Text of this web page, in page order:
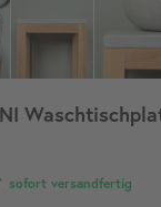
sofort versandfertig